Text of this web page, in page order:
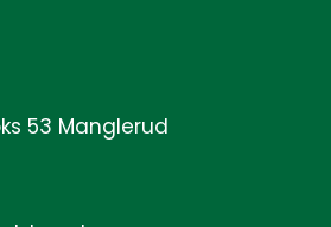
53 Manglerud